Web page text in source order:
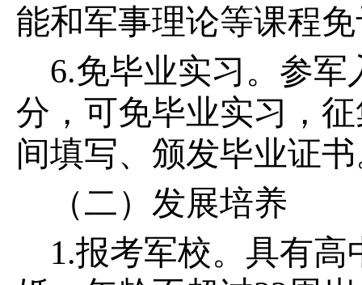
能和军事理论等课程
6.免毕业实习。参
分，可免毕业实习，
间填写、颁发毕业证
（二）发展培养
1.报考军校。具有